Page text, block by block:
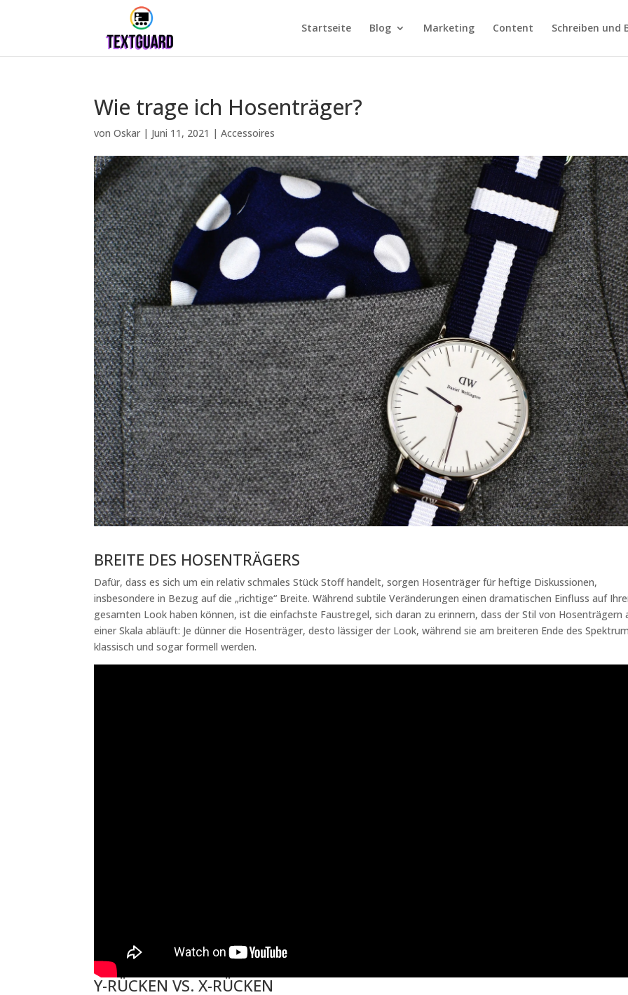
Startseite Blog Marketing Content Schreiben und
Wie trage ich Hosenträger?
vonOskar | Juni 11, 2021 |Accessoires
BREITE DES HOSENTRÄGERS
Dafür, dass es sich um ein relativ schmales Stück Stoff handelt, sorgen Hosenträger für heftige Diskussionen,
insbesondere in Bezug auf die „richtige“ Breite. Während subtile Veränderungen einen dramatischen Einfluss auf
gesamten Look haben können, ist die einfachste Faustregel, sich daran zu erinnern, dass der Stil von Hosenträgern
einer Skala abläuft: Je dünner die Hosenträger, desto lässiger der Look, während sie am breiteren Ende des
klassisch und sogar formell werden.
Y-RÜCKEN VS. X-RÜCKEN